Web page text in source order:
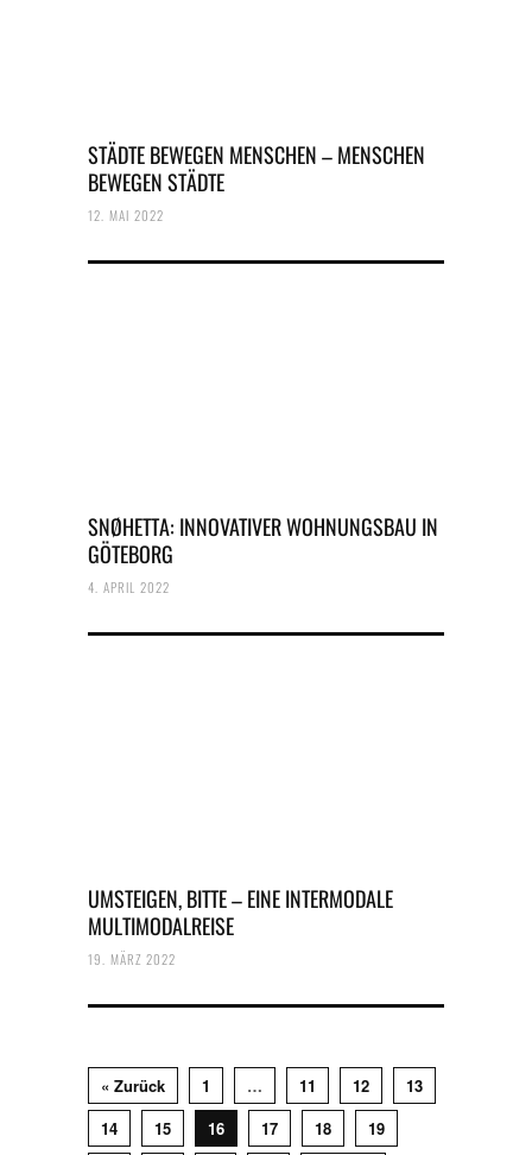
STÄDTE BEWEGEN MENSCHEN – MENSCHEN
BEWEGEN STÄDTE
12. MAI 2022
SNØHETTA: INNOVATIVER WOHNUNGSBAU IN
GÖTEBORG
4. APRIL 2022
UMSTEIGEN, BITTE – EINE INTERMODALE
MULTIMODALREISE
19. MÄRZ 2022
« Zurück 1 … 11 12
13
14
15 16 17 18
19